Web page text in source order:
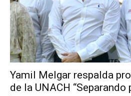
Yamil Melgar respalda
de la UNACH